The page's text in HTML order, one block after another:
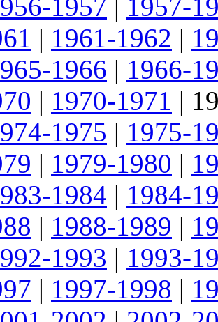
1957 | 1957-
| 1961-1962 |
1966 | 1966-
| 1970-1971 |
1975 | 1975-
| 1979-1980 |
1984 | 1984-
| 1988-1989 |
1993 | 1993-
| 1997-1998 |